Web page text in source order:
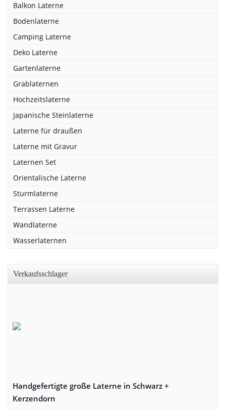
Balkon Laterne
Bodenlaterne
Camping Laterne
Deko Laterne
Gartenlaterne
Grablaternen
Hochzeitslaterne
Japanische Steinlaterne
Laterne für draußen
Laterne mit Gravur
Laternen Set
Orientalische Laterne
Sturmlaterne
Terrassen Laterne
Wandlaterne
Wasserlaternen
Verkaufsschlager
Handgefertigte große Laterne in Schwarz +
Kerzendorn